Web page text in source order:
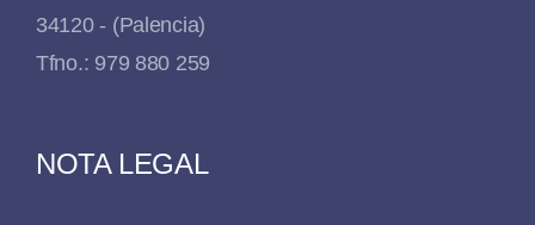
34120 - (Palencia)
Tfno.: 979 880 259
NOTA LEGAL